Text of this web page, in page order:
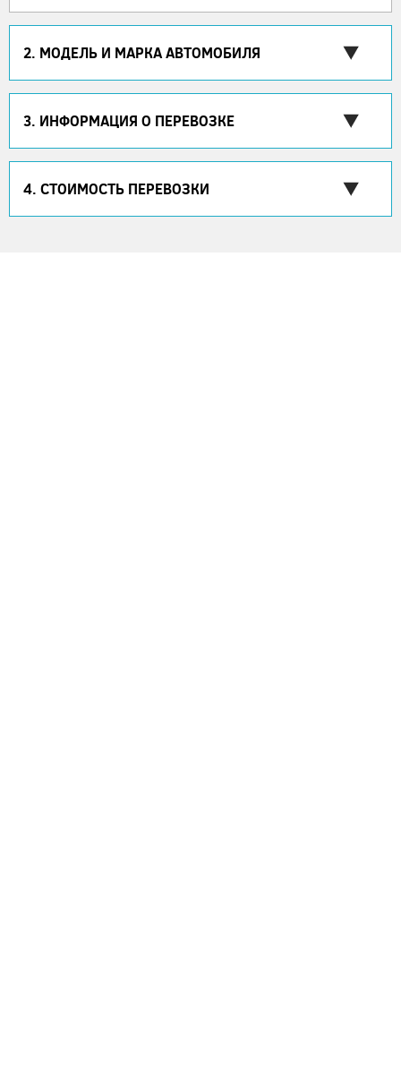
2. МОДЕЛЬ И МАРКА АВТОМОБИЛЯ
3. ИНФОРМАЦИЯ О ПЕРЕВОЗКЕ
4. СТОИМОСТЬ ПЕРЕВОЗКИ